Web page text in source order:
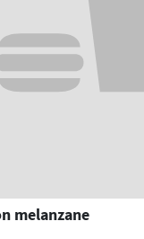
melanzane